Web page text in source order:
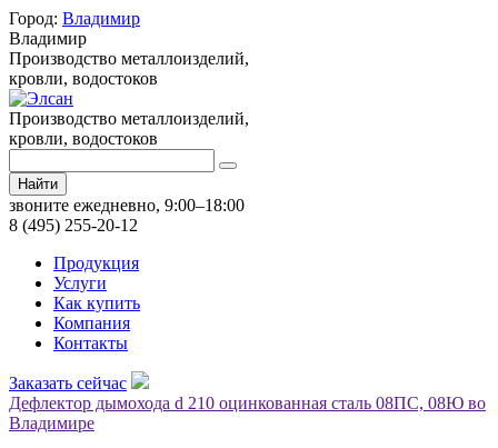
Город: Владимир
Владимир
Производство металлоизделий,
кровли, водостоков
Производство металлоизделий,
кровли, водостоков
Найти
звоните ежедневно, 9:00–18:00
8 (495) 255-20-12
Продукция
Услуги
Как купить
Компания
Контакты
Заказать сейчас
Дефлектор дымохода d 210 оцинкованная сталь 08ПС, 08Ю во
Владимире